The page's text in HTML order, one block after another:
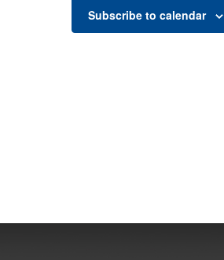
ΜουσικοχορευτικήSubscribe to calendar